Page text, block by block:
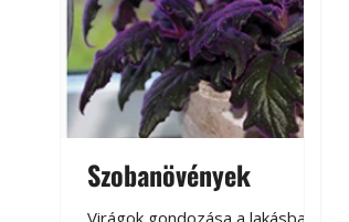
Szobanövények